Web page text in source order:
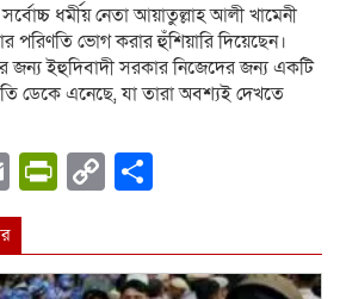
ধর্মীয় নেতা আয়াতুল্লাহ আলী খামেনী
পরিণতি ভোগ করার হুঁশিয়ারি দিয়েছেন।
জন্য ইহুদিবাদী সরকার নিজেদের জন্য একটি
ডেকে এনেছে, যা তারা অবশ্যই দেখতে
EmailPrintFriendly
Copy